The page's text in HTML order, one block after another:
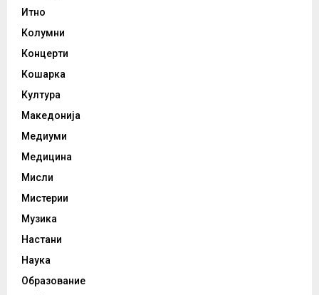
Итно
Колумни
Концерти
Кошарка
Култура
Македонија
Медиуми
Медицина
Мисли
Мистерии
Музика
Настани
Наука
Образование